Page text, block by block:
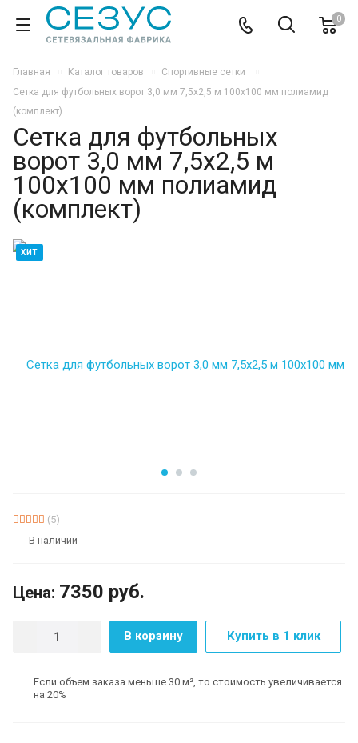
0
Главная Каталог товаров
Спортивные сетки
Сетка для футбольных ворот 3,0 мм 7,5х2,5 м 100х100 мм полиамид
(комплект)
Сетка для футбольных
ворот 3,0 мм 7,5х2,5 м
100х100 мм полиамид
(комплект)
ХИТ
(5)
В наличии
Цена: 7350 руб.
В корзину Купить в 1 клик
Если объем заказа меньше 30 м², то стоимость увеличивается
на 20%